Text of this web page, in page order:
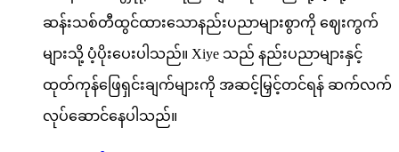
ဆန်းသစ်တီထွင်ထားသောနည်းပညာများစွာကို ဈေးကွက်
များသို့ ပံ့ပိုးပေးပါသည်။ Xiye သည် နည်းပညာများနှင့်
ထုတ်ကုန်ဖြေရှင်းချက်များကို အဆင့်မြှင့်တင်ရန် ဆက်လက်
လုပ်ဆောင်နေပါသည်။